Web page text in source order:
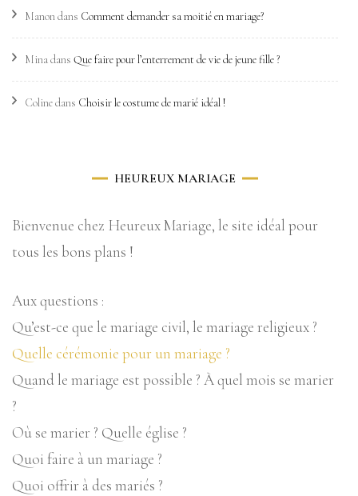
Manondans Comment demander sa moitié en mariage?
Minadans Que faire pour l’enterrement de vie de jeune fille ?
Colinedans Choisir le costume de marié idéal !
HEUREUX MARIAGE
Bienvenue chez Heureux Mariage, le site idéal pour
tous les bons plans !
Aux questions :
Qu’est-ce que le mariage civil, le mariage religieux ?
Quelle cérémonie pour un mariage ?
Quand le mariage est possible ? À quel mois se marier
?
Où se marier ? Quelle église ?
Quoi faire à un mariage ?
Quoi offrir à des mariés ?